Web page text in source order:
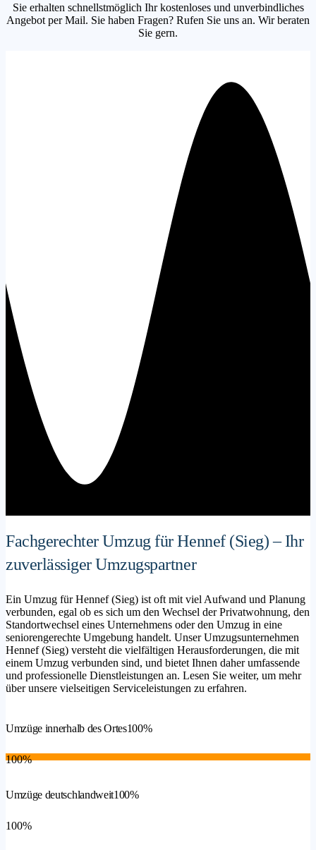
Sie erhalten schnellstmöglich Ihr kostenloses und unverbindliches
Angebot per Mail. Sie haben Fragen? Rufen Sie uns an. Wir beraten
Sie gern.
Fachgerechter Umzug für Hennef (Sieg) – Ihr
zuverlässiger Umzugspartner
Ein Umzug für Hennef (Sieg) ist oft mit viel Aufwand und Planung
verbunden, egal ob es sich um den Wechsel der Privatwohnung, den
Standortwechsel eines Unternehmens oder den Umzug in eine
seniorengerechte Umgebung handelt. Unser Umzugsunternehmen
Hennef (Sieg) versteht die vielfältigen Herausforderungen, die mit
einem Umzug verbunden sind, und bietet Ihnen daher umfassende
und professionelle Dienstleistungen an. Lesen Sie weiter, um mehr
über unsere vielseitigen Serviceleistungen zu erfahren.
Umzüge innerhalb des Ortes100%
100%
Umzüge deutschlandweit100%
100%